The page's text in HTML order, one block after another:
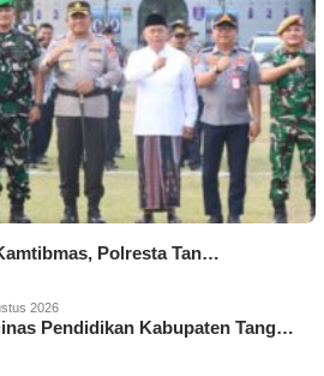
Polresta Tan…
2026
Pendidikan Kabupaten Tang…